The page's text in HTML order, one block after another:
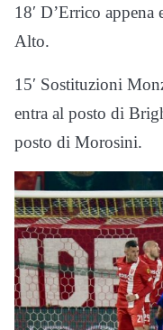
18′ D’Errico
Alto.
15′ Sostituzioni
entra al posto di
posto di Morosini.